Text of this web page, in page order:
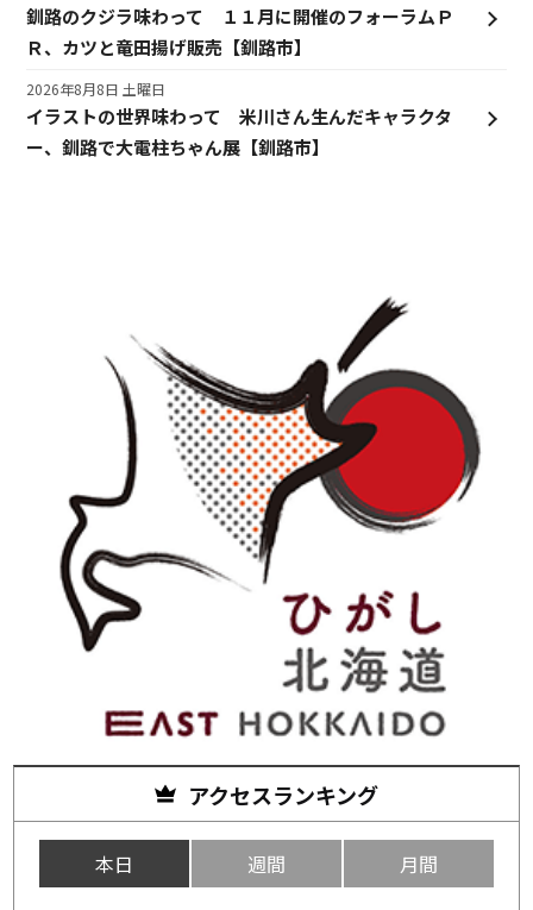
釧路のクジラ味わって １１月に開催のフォーラムＰ
Ｒ、カツと竜田揚げ販売【釧路市】
イラストの世界味わって 米川さん生んだキャラクタ
ー、釧路で大電柱ちゃん展【釧路市】
2026年8月8日 土曜日
アクセスランキング
本日 週間 月間